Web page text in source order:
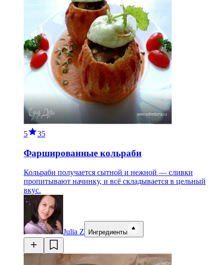
5 35
Фаршированные кольраби
Кольраби получается сытной и нежной — сливки
пропитывают начинку, и всё складывается в цельный
вкус.
Julia Z Ингредиенты